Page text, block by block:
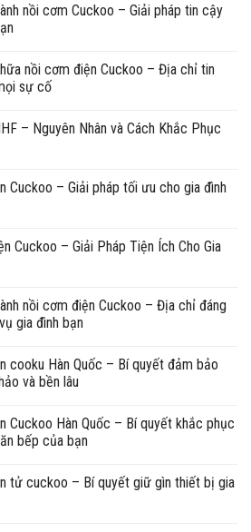
nồi cơm Cuckoo – Giải pháp tin cậy
nồi cơm điện Cuckoo – Địa chỉ tin
sự cố
– Nguyên Nhân và Cách Khắc Phục
Cuckoo – Giải pháp tối ưu cho gia đình
Cuckoo – Giải Pháp Tiện Ích Cho Gia
nồi cơm điện Cuckoo – Địa chỉ đáng
gia đình bạn
cooku Hàn Quốc – Bí quyết đảm bảo
và bền lâu
Cuckoo Hàn Quốc – Bí quyết khắc phục
bếp của bạn
tử cuckoo – Bí quyết giữ gìn thiết bị gia